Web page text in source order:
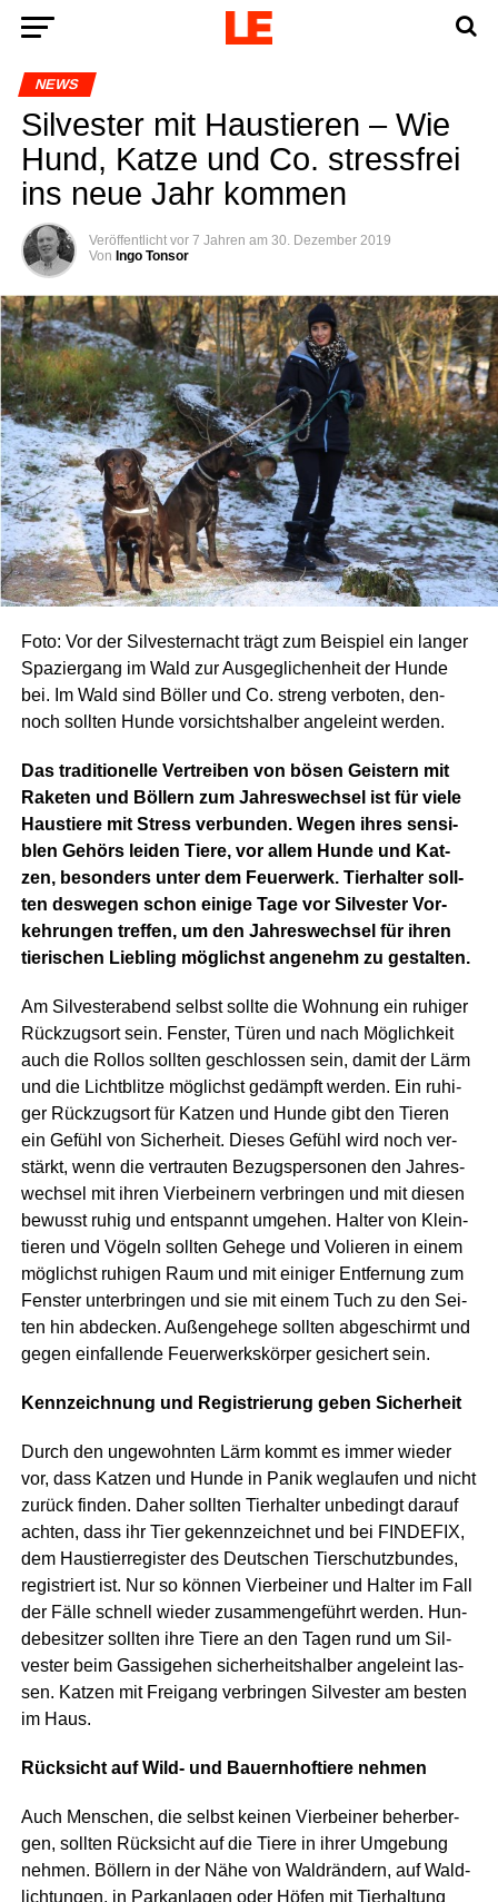
NEWS
Sil­ves­ter mit Haus­tie­ren – Wie
Hund, Kat­ze und Co. stress­frei
ins neue Jahr kommen
Veröffentlicht vor 7 Jahren am 30. Dezember 2019
Von Ingo Tonsor
Foto: Vor der Sil­ves­ter­nacht trägt zum Bei­spiel ein lan­ger
Spa­zier­gang im Wald zur Aus­ge­gli­chen­heit der Hun­de
bei. Im Wald sind Böl­ler und Co. streng ver­bo­ten, den­
noch soll­ten Hun­de vor­sichts­hal­ber ange­leint werden.
Das tra­di­tio­nel­le Ver­trei­ben von bösen Geis­tern mit
Rake­ten und Böl­lern zum Jah­res­wech­sel ist für vie­le
Haus­tie­re mit Stress ver­bun­den. Wegen ihres sen­si­
blen Gehörs lei­den Tie­re, vor allem Hun­de und Kat­
zen, beson­ders unter dem Feu­er­werk. Tier­hal­ter soll­
ten des­we­gen schon eini­ge Tage vor Sil­ves­ter Vor­
keh­run­gen tref­fen, um den Jah­res­wech­sel für ihren
tie­ri­schen Lieb­ling mög­lichst ange­nehm zu gestalten.
Am Sil­ves­ter­abend selbst soll­te die Woh­nung ein ruhi­ger
Rück­zugs­ort sein. Fens­ter, Türen und nach Mög­lich­keit
auch die Rol­los soll­ten geschlos­sen sein, damit der Lärm
und die Licht­blit­ze mög­lichst gedämpft wer­den. Ein ruhi­
ger Rück­zugs­ort für Kat­zen und Hun­de gibt den Tie­ren
ein Gefühl von Sicher­heit. Die­ses Gefühl wird noch ver­
stärkt, wenn die ver­trau­ten Bezugs­per­so­nen den Jah­res­
wech­sel mit ihren Vier­bei­nern ver­brin­gen und mit die­sen
bewusst ruhig und ent­spannt umge­hen. Hal­ter von Klein­
tie­ren und Vögeln soll­ten Gehe­ge und Volie­ren in einem
mög­lichst ruhi­gen Raum und mit eini­ger Ent­fer­nung zum
Fens­ter unter­brin­gen und sie mit einem Tuch zu den Sei­
ten hin abde­cken. Außen­ge­he­ge soll­ten abge­schirmt und
gegen ein­fal­len­de Feu­er­werks­kör­per gesi­chert sein.
Kenn­zeich­nung und Regis­trie­rung geben Sicherheit
Durch den unge­wohn­ten Lärm kommt es immer wie­der
vor, dass Kat­zen und Hun­de in Panik weg­lau­fen und nicht
zurück fin­den. Daher soll­ten Tier­hal­ter unbe­dingt dar­auf
ach­ten, dass ihr Tier gekenn­zeich­net und bei FINDEFIX,
dem Haus­tier­re­gis­ter des Deut­schen Tier­schutz­bun­des,
regis­triert ist. Nur so kön­nen Vier­bei­ner und Hal­ter im Fall
der Fäl­le schnell wie­der zusam­men­ge­führt wer­den. Hun­
de­be­sit­zer soll­ten ihre Tie­re an den Tagen rund um Sil­
ves­ter beim Gas­si­ge­hen sicher­heits­hal­ber ange­leint las­
sen. Kat­zen mit Frei­gang ver­brin­gen Sil­ves­ter am bes­ten
im Haus.
Rück­sicht auf Wild- und Bau­ern­hof­tie­re nehmen
Auch Men­schen, die selbst kei­nen Vier­bei­ner beher­ber­
gen, soll­ten Rück­sicht auf die Tie­re in ihrer Umge­bung
neh­men. Böl­lern in der Nähe von Wald­rän­dern, auf Wald­
lich­tun­gen, in Park­an­la­gen oder Höfen mit Tier­hal­tung